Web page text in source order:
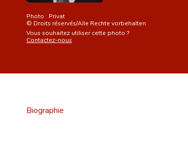
Contact
Photo : Privat
© Droits réservés/Alle Rechte vorbehalten
Vous souhaitez utiliser cette photo ?
Contactez-nous
Biographie